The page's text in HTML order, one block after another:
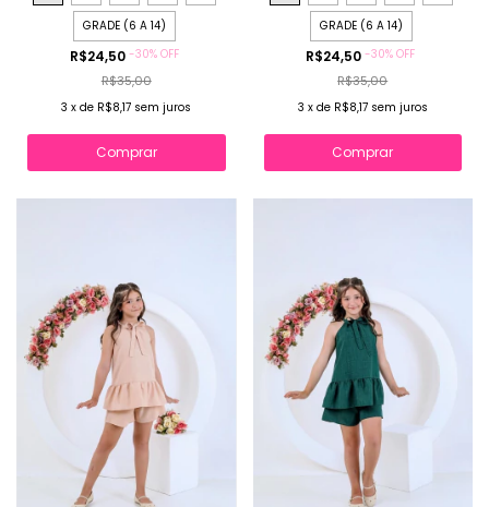
GRADE (6 A 14)
R$24,50 -30% OFF
R$35,00
3 xde R$8,17 sem juros
Comprar
GRADE (6 A 14)
R$24,50-30%OFF
R$35,00
3 x de R$8,17 sem juros
Comprar